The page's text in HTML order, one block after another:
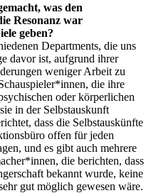
was den
Resonanz war
geben?
Departments, die uns
davor ist, aufgrund ihrer
weniger Arbeit zu
die ihre
oder körperlichen
in der Selbstauskunft
dass die Selbstauskünfte
offen für jeden
und es gibt auch mehrere
die berichten, dass
bekannt wurde, keine
gut möglich gewesen wäre.